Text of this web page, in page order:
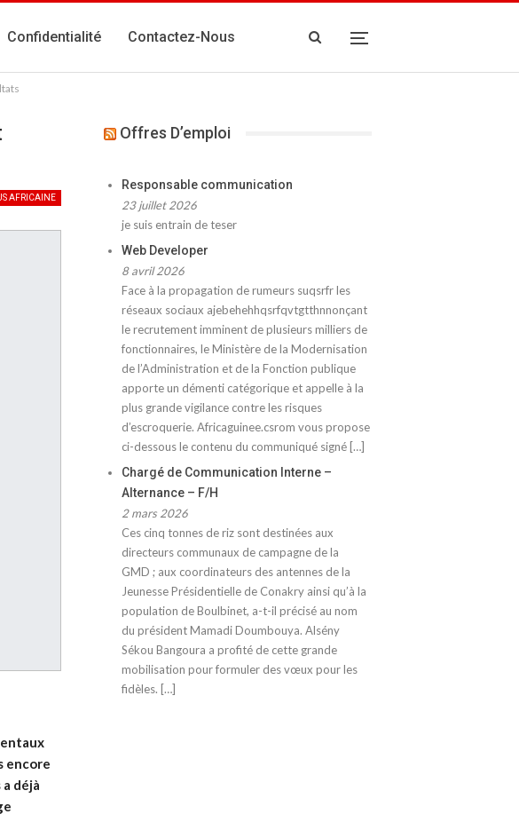
Confidentialité Contactez-Nous
AFRICAINE
encore
déjà
Offres D’emploi
Responsable communication
23 juillet 2026
je suis entrain de teser
Web Developer
8 avril 2026
Face à la propagation de rumeurs suqsrfr les
réseaux sociaux ajebehehhqsrfqvtgtthnnonçant
le recrutement imminent de plusieurs milliers de
fonctionnaires, le Ministère de la Modernisation
de l’Administration et de la Fonction publique
apporte un démenti catégorique et appelle à la
plus grande vigilance contre les risques
d’escroquerie. Africaguinee.csrom vous propose
ci-dessous le contenu du communiqué signé […]
Chargé de Communication Interne –
Alternance – F/H
2 mars 2026
Ces cinq tonnes de riz sont destinées aux
directeurs communaux de campagne de la
GMD ; aux coordinateurs des antennes de la
Jeunesse Présidentielle de Conakry ainsi qu’à la
population de Boulbinet, a-t-il précisé au nom
du président Mamadi Doumbouya. Alsény
Sékou Bangoura a profité de cette grande
mobilisation pour formuler des vœux pour les
fidèles. […]